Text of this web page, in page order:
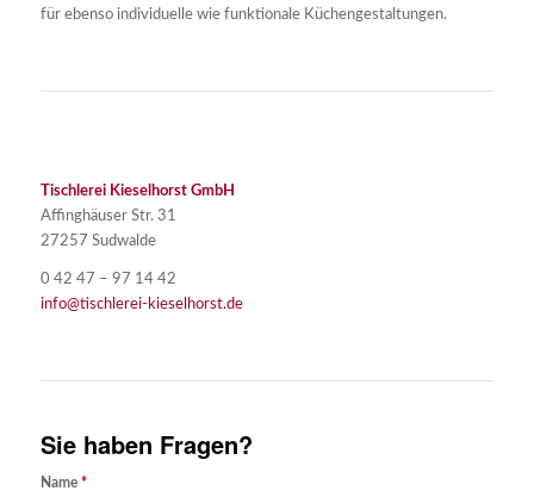
für ebenso individuelle wie funktionale Küchengestaltungen.
Tischlerei Kieselhorst GmbH
Affinghäuser Str. 31
27257 Sudwalde
0 42 47 – 97 14 42
info@tischlerei-kieselhorst.de
Sie haben Fragen?
Name *